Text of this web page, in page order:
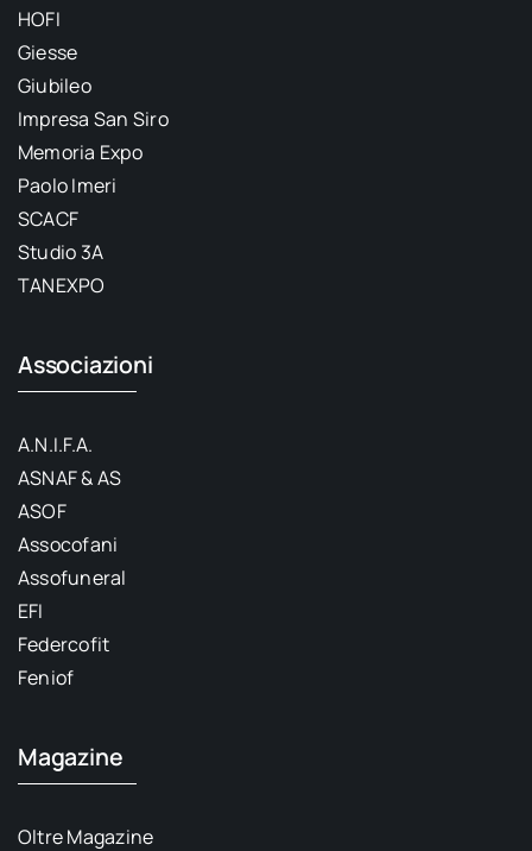
HOFI
Giesse
Giubileo
Impresa San Siro
Memoria Expo
Paolo Imeri
SCACF
Studio 3A
TANEXPO
Associazioni
A.N.I.F.A.
ASNAF & AS
ASOF
Assocofani
Assofuneral
EFI
Federcofit
Feniof
Magazine
Oltre Magazine